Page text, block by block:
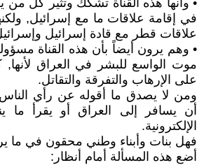
• وأنها هذه القناة تشكك وتثير كل
في إقامة علاقات ما مع إسرائيل,
علاقات قطر مع قادة إسرائيل
• وهم يرون أيضاً بأن هذه القناة
موت الواسع للبشر في العراق
على الإرهاب والتفرقة والتقاتل.
ومن لا يصدق ما أقوله عن رأي
أن يسافر إلى العراق أو يقرأ ما
الإلكترونية.
فهل بنات وأبناء وطني محقون في ما
أضع هذه المسألة أمام أنظار: